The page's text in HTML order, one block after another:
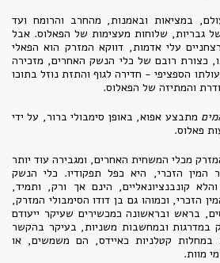
במציאות ובאמנות, מהחרב והרומח ועד
גבריות, שלוחות מעצימות של הפאלוס. אבל
עלי אדמות, דווקא המזרק הוא הפאלי
כצורת רובם של כלי הנשק האחרים, מזכירה
הספציפי - חדירה לגוף והתזת נוזל בתוכו
והמתיזה של הפאלוס.
מתבצע אפוא, באופן סימבולי ברור, על ידי
פאלוס.
מכלי המשחית האחרים, ומגבירה עוד יותר
המין הזכרי, היא כפל תפקודיו. כלי הנשק
והלא קונבנציונאליים, הינם אך ורק, ותמיד,
הזכרי, וכמוהו גם בן דודו הסימבולי המזרק,
בראש ובראשונה כמכשירים שעיקר ייעודם
במדרגות ובמחשבות משניות, בעיקר בהקשר
במחלות קטלניות כאיידס, הם משמשים, או
מוות.